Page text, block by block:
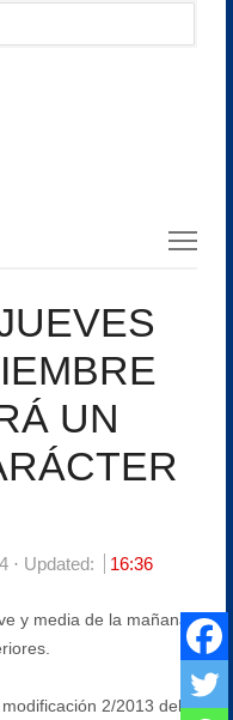
UN
Updated: 16:36
y media de la mañana
2/2013 del